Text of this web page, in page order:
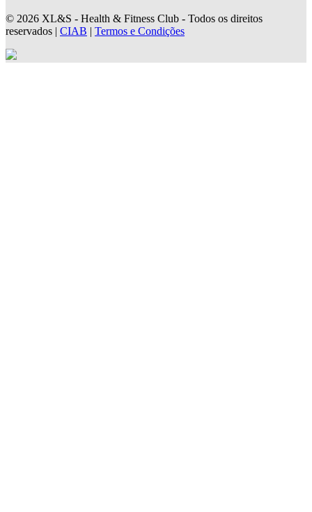
© 2026 XL&S - Health & Fitness Club - Todos os direitos
reservados | CIAB | Termos e Condições